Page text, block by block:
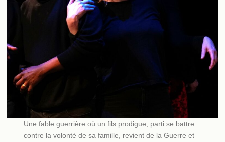
Une fable guerrière où un fils prodigue, parti se battre
contre la volonté de sa famille, revient de la Guerre et